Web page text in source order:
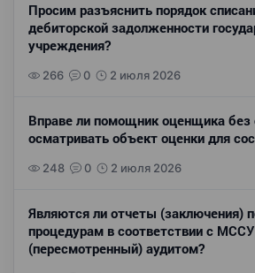
Просим разъяснить порядок
дебиторской задолженности
учреждения?
266 0 2 июля 2026
Вправе ли помощник оценщика без
осматривать объект оценки для
248 0 2 июля 2026
Являются ли отчеты (заключения)
процедурам в соответствии с
(пересмотренный) аудитом?